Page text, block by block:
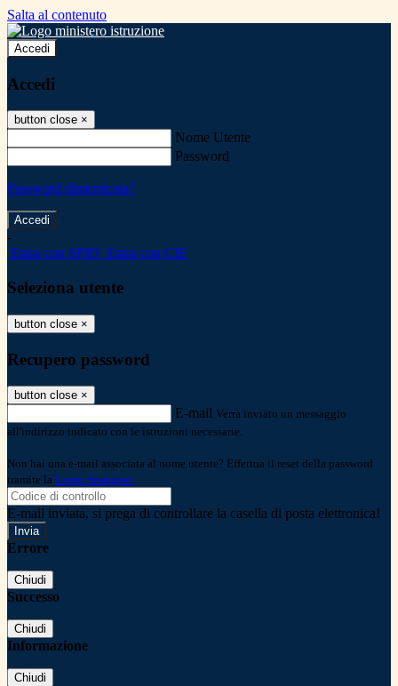
Salta al contenuto
Accedi
Accedi
button close ×
Nome Utente
Password
Password dimenticata?
-
Entra con SPID Entra con CIE
Seleziona utente
button close ×
Recupero password
button close ×
E-mail Verrà inviato un messaggio
all'indirizzo indicato con le istruzioni necessarie.
Non hai una e-mail associata al nome utente? Effettua il reset della password
tramite la Login Spaggiari
E-mail inviata, si prega di controllare la casella di posta elettronica!
Errore
Chiudi
Successo
Chiudi
Informazione
Chiudi